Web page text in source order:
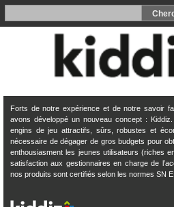
Forts de notre expérience et de notre savoir
avons développé un nouveau concept :
engins de jeu attractifs, sûrs, robustes et
nécessaire de dégager de gros budgets pour
enthousiasment les jeunes utilisateurs (riches
satisfaction aux gestionnaires en charge de
nos produits sont certifiés selon les normes SN